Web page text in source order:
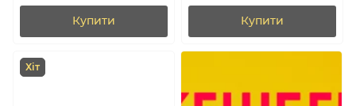
Купити
501510)
Купити
Хіт